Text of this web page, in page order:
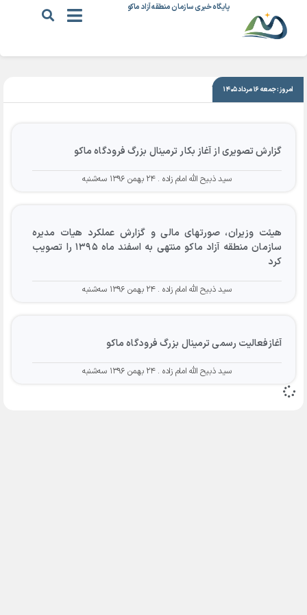
پایگاه خبری سازمان منطقه آزاد ماکو
|۲۴ بهمن ۱۳۹۶
امروز: جمعه ۱۶ مرداد ۱۴۰۵
گزارش تصویری از آغاز بکار ترمینال بزرگ فرودگاه ماکو
سید ذبیح الله امام زاده ۲۴ بهمن ۱۳۹۶ سه‌شنبه
هیئت وزیران، صورتهای مالی و گزارش عملکرد هیات مدیره
سازمان منطقه آزاد ماکو منتهی به اسفند ماه ۱۳۹۵ را تصویب
کرد
سید ذبیح الله امام زاده ۲۴ بهمن ۱۳۹۶ سه‌شنبه
آغازفعالیت رسمی ترمینال بزرگ فرودگاه ماکو
سید ذبیح الله امام زاده ۲۴ بهمن ۱۳۹۶ سه‌شنبه